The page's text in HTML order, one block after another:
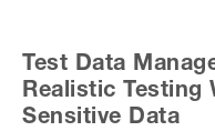
Test Data
Realistic Testing
Sensitive Data